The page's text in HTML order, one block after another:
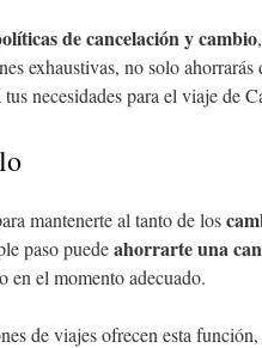
de cancelación y cambio
exhaustivas, no solo
necesidades para el viaje de
mantenerte al tanto de los
paso puedeahorrarte una
en el momento adecuado.
de viajes ofrecen esta